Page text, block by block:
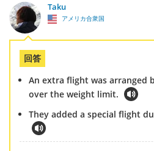
Taku
アメリカ合衆国
回答
An extra flight was arranged
over the weight limit.
They added a special flight